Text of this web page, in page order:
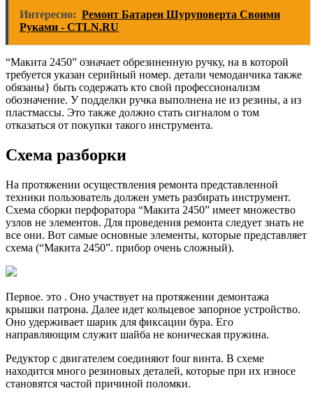
Интересно: Ремонт Батареи Шуруповерта Своими
Руками - CTLN.RU
“Макита 2450” означает обрезиненную ручку, на в которой
требуется указан серийный номер. детали чемоданчика также
обязаны} быть содержать кто свой профессионализм
обозначение. У подделки ручка выполнена не из резины, а из
пластмассы. Это также должно стать сигналом о том
отказаться от покупки такого инструмента.
Схема разборки
На протяжении осуществления ремонта представленной
техники пользователь должен уметь разбирать инструмент.
Схема сборки перфоратора “Макита 2450” имеет множество
узлов не элементов. Для проведения ремонта следует знать не
все они. Вот самые основные элементы, которые представляет
схема (“Макита 2450”. прибор очень сложный).
Первое. это . Оно участвует на протяжении демонтажа
крышки патрона. Далее идет кольцевое запорное устройство.
Оно удерживает шарик для фиксации бура. Его
направляющим служит шайба не коническая пружина.
Редуктор с двигателем соединяют four винта. В схеме
находится много резиновых деталей, которые при их износе
становятся частой причиной поломки.